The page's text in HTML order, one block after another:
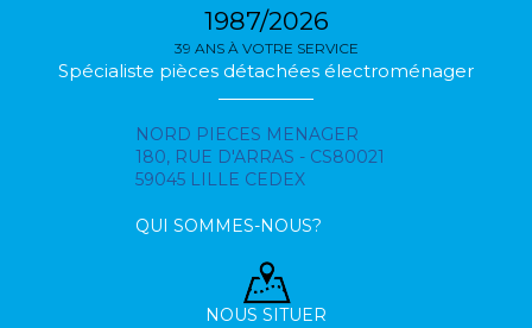
1987/2026
39 ANS À VOTRE SERVICE
Spécialiste pièces détachées électroménager
NORD PIECES MENAGER
180, RUE D'ARRAS - CS80021
59045 LILLE CEDEX
QUI SOMMES-NOUS?
NOUS SITUER